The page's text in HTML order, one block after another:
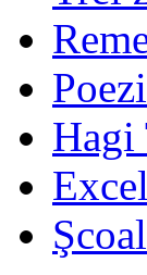
Hagi